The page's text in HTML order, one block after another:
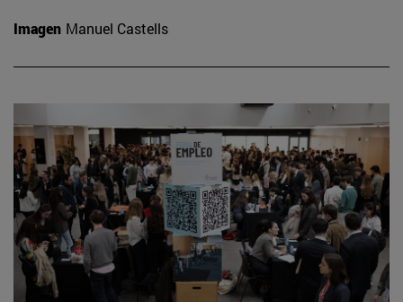
Imagen Manuel Castells